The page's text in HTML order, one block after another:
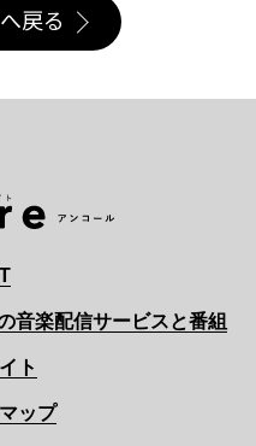
戻る
音楽配信サービスと番組
ト
ップ